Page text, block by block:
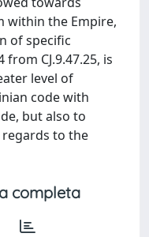
within the Empire,
of specific
CJ.9.47.25, is
level of
code with
but also to
to the
completa